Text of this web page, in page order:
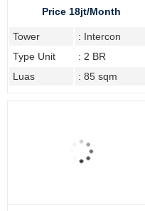
Price 18jt/Month
Tower
: Intercon
Type Unit
: 2 BR
Luas
: 85 sqm